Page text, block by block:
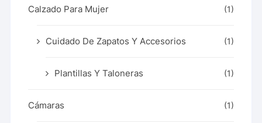
Calzado Para Mujer (1)
Cuidado De Zapatos Y Accesorios (1)
Plantillas Y Taloneras (1)
Cámaras (1)